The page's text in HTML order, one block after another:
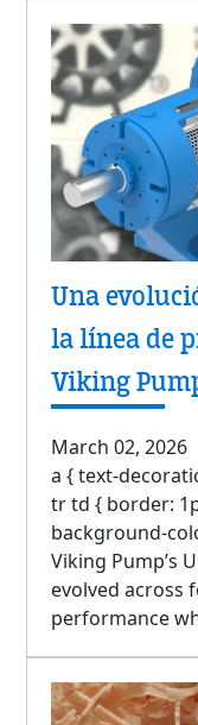
Una
la línea de
Viking
March 02, 2026
a { text-
tr td { border:
background-
Viking Pump’s
evolved across
performance